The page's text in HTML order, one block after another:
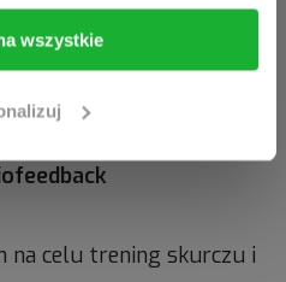
wszystkie
na celu trening skurczu i